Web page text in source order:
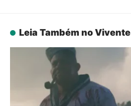
Leia Também no Vivente